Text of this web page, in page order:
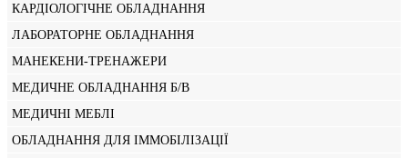
КАРДІОЛОГІЧНЕ ОБЛАДНАННЯ
ЛАБОРАТОРНЕ ОБЛАДНАННЯ
МАНЕКЕНИ-ТРЕНАЖЕРИ
МЕДИЧНЕ ОБЛАДНАННЯ Б/В
МЕДИЧНІ МЕБЛІ
ОБЛАДНАННЯ ДЛЯ ІММОБІЛІЗАЦІЇ